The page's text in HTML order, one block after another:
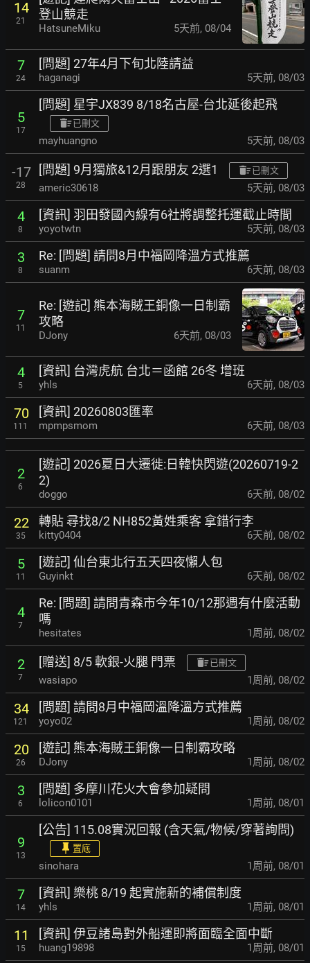
14
21
登山競走
HatsuneMiku 5天前, 08/04
7
24
[問題] 27年4月下旬北陸請益
haganagi 5天前, 08/03
5
17
[問題] 星宇JX839 8/18名古屋-台北延後起飛
已刪文
mayhuangno 5天前, 08/03
-17
28
[問題] 9月獨旅&12月跟朋友 2選1 已刪文
americ30618 5天前, 08/03
4
8
[資訊] 羽田發國內線有6社將調整托運截止時間
yoyotwtn 5天前, 08/03
3
8
Re: [問題] 請問8月中福岡降溫方式推薦
suanm 6天前, 08/03
7
11
Re: [遊記] 熊本海賊王銅像一日制霸
攻略
DJony 6天前, 08/03
4
5
[資訊] 台灣虎航 台北＝函館 26冬 增班
yhls 6天前, 08/03
70
111
[資訊] 20260803匯率
mpmpsmom 6天前, 08/03
2
6
[遊記] 2026夏日大遷徙:日韓快閃遊(20260719-2
2)
doggo 6天前, 08/02
22
35
轉貼 尋找8/2 NH852黃姓乘客 拿錯行李
kitty0404 6天前, 08/02
5
11
[遊記] 仙台東北行五天四夜懶人包
Guyinkt 6天前, 08/02
4
7
Re: [問題] 請問青森市今年10/12那週有什麼活動
嗎
hesitates 1周前, 08/02
2
7
[贈送] 8/5 軟銀-火腿 門票 已刪文
wasiapo 1周前, 08/02
34
121
[問題] 請問8月中福岡溫降溫方式推薦
yoyo02 1周前, 08/02
20
26
[遊記] 熊本海賊王銅像一日制霸攻略
DJony 1周前, 08/02
3
6
[問題] 多摩川花火大會參加疑問
lolicon0101 1周前, 08/01
9
13
[公告] 115.08實況回報 (含天氣/物候/穿著詢問)
置底
sinohara 1周前, 08/01
7
14
[資訊] 樂桃 8/19 起實施新的補償制度
yhls 1周前, 08/01
11
15
[資訊] 伊豆諸島對外船運即將面臨全面中斷
huang19898 1周前, 08/01